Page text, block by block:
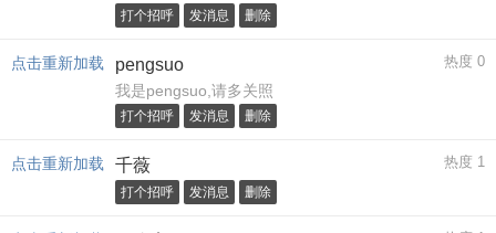
打个招呼 发消息 删除
点击重新加载 pengsuo 热度 0
我是pengsuo,请多关照
打个招呼 发消息 删除
点击重新加载 千薇 热度 1
打个招呼 发消息 删除